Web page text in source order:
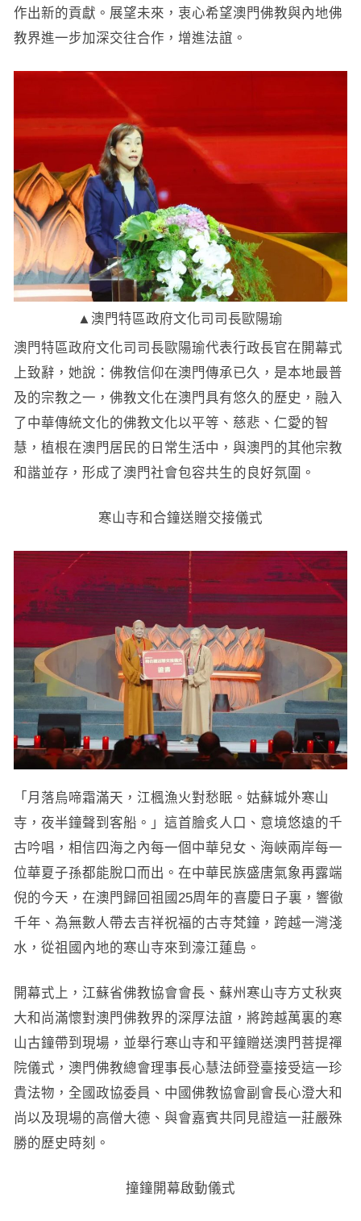
作出新的貢獻。展望未來，衷心希望澳門佛教與內地佛
教界進一步加深交往合作，增進法誼。
▲澳門特區政府文化司司長歐陽瑜
澳門特區政府文化司司長歐陽瑜代表行政長官在開幕式
上致辭，她說：佛教信仰在澳門傳承已久，是本地最普
及的宗教之一，佛教文化在澳門具有悠久的歷史，融入
了中華傳統文化的佛教文化以平等、慈悲、仁愛的智
慧，植根在澳門居民的日常生活中，與澳門的其他宗教
和諧並存，形成了澳門社會包容共生的良好氛圍。
寒山寺和合鐘送贈交接儀式
「月落烏啼霜滿天，江楓漁火對愁眠。姑蘇城外寒山
寺，夜半鐘聲到客船。」這首膾炙人口、意境悠遠的千
古吟唱，相信四海之內每一個中華兒女、海峽兩岸每一
位華夏子孫都能脫口而出。在中華民族盛唐氣象再露端
倪的今天，在澳門歸回祖國25周年的喜慶日子裏，響徹
千年、為無數人帶去吉祥祝福的古寺梵鐘，跨越一灣淺
水，從祖國內地的寒山寺來到濠江蓮島。
開幕式上，江蘇省佛教協會會長、蘇州寒山寺方丈秋爽
大和尚滿懷對澳門佛教界的深厚法誼，將跨越萬裏的寒
山古鐘帶到現場，並舉行寒山寺和平鐘贈送澳門菩提禪
院儀式，澳門佛教總會理事長心慧法師登臺接受這一珍
貴法物，全國政協委員、中國佛教協會副會長心澄大和
尚以及現場的高僧大德、與會嘉賓共同見證這一莊嚴殊
勝的歷史時刻。
撞鐘開幕啟動儀式